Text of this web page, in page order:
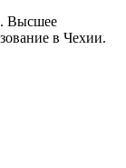
Высшее
в Чехии.